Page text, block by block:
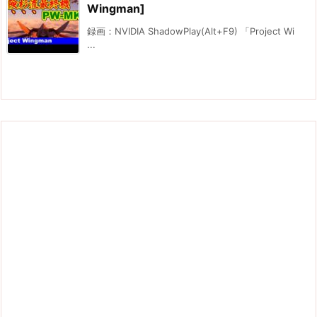
Wingman]
録画：NVIDIA ShadowPlay(Alt+F9) 「Project Wi
...